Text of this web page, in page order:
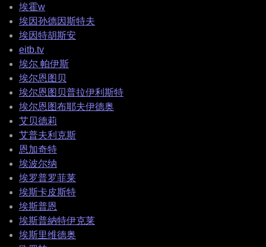
埃霍w
埃因孙德因斯特夫
埃因特胡斯安
eitb.tv
埃尔 帕伊斯
埃尔恩图贝
埃尔恩图贝普拉伊利斯特
埃尔恩图布耶夫伊德奥
艾贝德莉
艾普夫利克斯
恩加奇特
埃波尔纳
埃罗普罗菲莱
埃斯卡皮斯特
埃斯普恩
埃斯普納特伊克莱
埃斯里维德奥